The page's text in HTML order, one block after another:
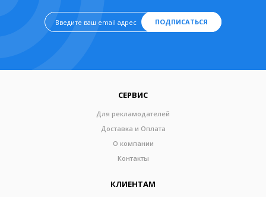
ПОДПИСАТЬСЯ
СЕРВИС
Для рекламодателей
Доставка и Оплата
О компании
Контакты
КЛИЕНТАМ